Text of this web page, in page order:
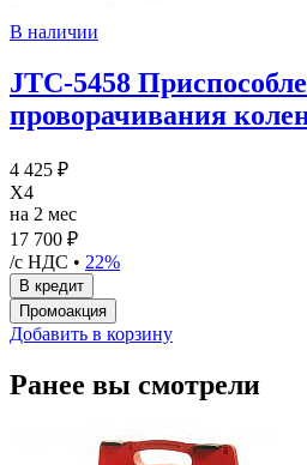
В наличии
JTC-5458
проворачивания
4 425 ₽
X4
на 2 мес
17 700 ₽
/с НДС • 22%
Добавить в корзину
Ранее вы смотрели